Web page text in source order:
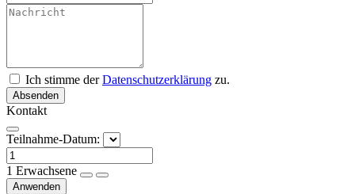
Ich stimme derDatenschutzerklärung zu.
Absenden
Kontakt
Teilnahme-Datum:
1 Erwachsene
Anwenden